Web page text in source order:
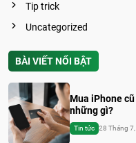
Tip trick
Uncategorized
BÀI VIẾT NỔI BẬT
Mua iPhone
những gì?
Tin tức 28 Tháng